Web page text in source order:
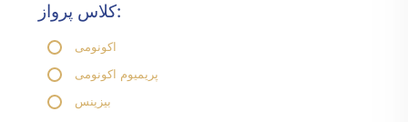
کلاس پرواز:
اکونومی
پریمیوم اکونومی
بیزینس